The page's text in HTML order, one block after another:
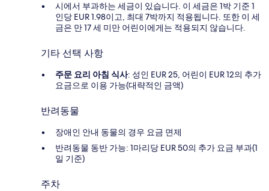
시에서 부과하는 세금이 있습니다. 이 세금은 1박 기준 1
인당 EUR 1.98이고, 최대 7박까지 적용됩니다. 또한 이 세
금은 만 17 세 미만 어린이에게는 적용되지 않습니다.
기타 선택 사항
주문 요리 아침 식사: 성인 EUR 25, 어린이 EUR 12의 추가
요금으로 이용 가능(대략적인 금액)
반려동물
장애인 안내 동물의 경우 요금 면제
반려동물 동반 가능: 1마리당 EUR 50의 추가 요금 부과(1
일 기준)
주차